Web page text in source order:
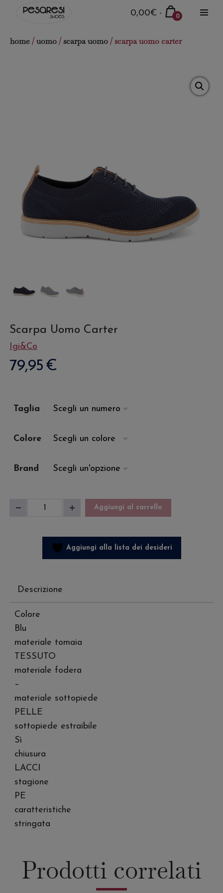
Carrello
spesa
0,00€ -
0
carrello
home/uomo/ scarpa uomo/ scarpa uomo carter
Scarpa Uomo Carter
Igi&Co
79,95 €
Taglia
Colore
Brand
Scarpa
quantità
Aumenta
Aggiungi al carrello
Aggiungi alla lista dei desideri
Descrizione
Colore
Blu
materiale tomaia
TESSUTO
materiale fodera
–
materiale sottopiede
PELLE
sottopiede estraibile
Sì
chiusura
LACCI
stagione
PE
caratteristiche
stringata
Prodotti correlati